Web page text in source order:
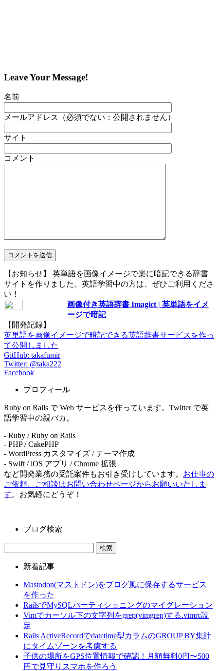
Leave Your Message!
名前
メールアドレス（必須でない：公開されません）
サイト
コメント
【お知らせ】 英単語を画像イメージで楽に暗記できる辞書
サイトを作りました。英語学習中の方は、ぜひご利用くださ
い！
画像付き英語辞書 Imagict | 英単語をイメ
ージで暗記
【開発記録】
英単語を画像イメージで暗記できる英語辞書サービスを作っ
て公開しました
GitHub: takafumir
Twitter: @taka222
Facebook
プロフィール
Ruby on Rails で Web サービスを作っています。Twitter で英
語学習中の親バカ。
- Ruby / Ruby on Rails
- PHP / CakePHP
- WordPress カスタマイズ / テーマ作成
- Swift / iOS アプリ / Chrome 拡張
など開発業務の受託案件もお引き受けしています。 お仕事の
ご依頼、ご相談はお問い合わせページからお願いいたしま
す。お気軽にどうぞ！
ブログ検索
新着記事
Mastodon(マストドン)をブログ風に保存するサービス
を作った
RailsでMySQLパーティショニングのマイグレーション
Vimでカーソル下の文字列をgrep(vimgrep)する.vimrc設
定
Rails ActiveRecordでdatetime型カラムのGROUP BY集計
にタイムゾーンを考慮する
子供の場所をGPS位置情報で確認！月額無料0円〜500
円で見守りスマホを作ろう